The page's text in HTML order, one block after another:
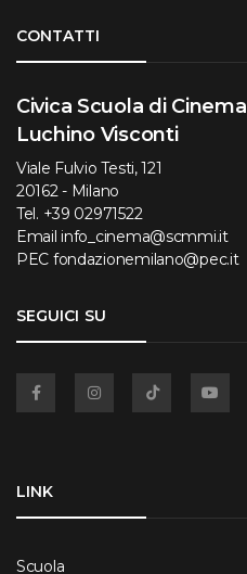
CONTATTI
Civica Scuola di Cinema
Luchino Visconti
Viale Fulvio Testi, 121
20162 - Milano
Tel. +39 02971522
Email info_cinema@scmmi.it
PEC fondazionemilano@pec.it
SEGUICI SU
LINK
Scuola